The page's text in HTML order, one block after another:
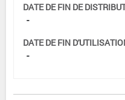
DATE DE FIN DE
-
DATE DE FIN
-